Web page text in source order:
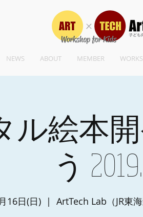
NEWS ABOUT MEMBER
ル絵本
う
16日(日)
  |
ArtTech Lab（JR東